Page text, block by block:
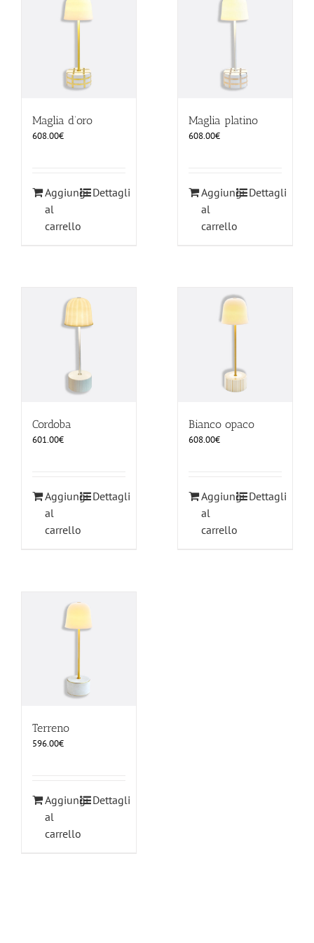
ILLUMINAZIONE
FUORI PRODUZIONE
BOMBONIERE
LISTE DI NOZZE
Maglia d’oro
608.00€
Aggiungi
al
carrello
Dettagli
Maglia platino
608.00€
Aggiungi
al
carrello
Dettagli
Cordoba
601.00€
Aggiungi
al
carrello
Dettagli
Bianco opaco
608.00€
Aggiungi
al
carrello
Dettagli
Terreno
596.00€
Aggiungi
al
carrello
Dettagli